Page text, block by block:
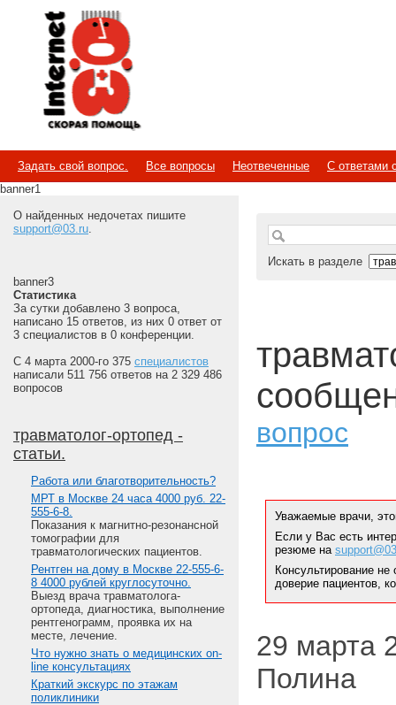
Internet
Скорая помощь
Задать свой вопрос. Все вопросы Неотвеченные
С ответами
banner1
О найденных недочетах пишите
support@03.ru.
banner3
Статистика
За сутки добавлено 3 вопроса,
написано 15 ответов, из них 0 ответ от
3 специалистов в 0 конференции.
С 4 марта 2000-го 375 специалистов
написали 511 756 ответов на 2 329 486
вопросов
травматолог-ортопед -
статьи.
Работа или благотворительность?
МРТ в Москве 24 часа 4000 руб. 22-
555-6-8.
Показания к магнитно-резонансной
томографии для
травматологических пациентов.
Рентген на дому в Москве 22-555-6-
8 4000 рублей круглосуточно.
Выезд врача травматолога-
ортопеда, диагностика, выполнение
рентгенограмм, проявка их на
месте, лечение.
Что нужно знать о медицинских on-
line консультациях
Краткий экскурс по этажам
поликлиники
Искать в разделе
вопрос
Уважаемые врачи,
Если у Вас есть
резюме на
Консультирование
доверие пациентов,
29 марта
Полина